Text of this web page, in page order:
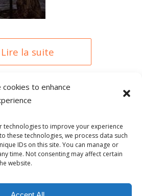
cookies to enhance
technologies to improve your experience
these technologies, we process data such
IDs on this site. You can manage or
time. Not consenting may affect certain
website.
Lire la suite
2026 -powered by Enfold WordPress